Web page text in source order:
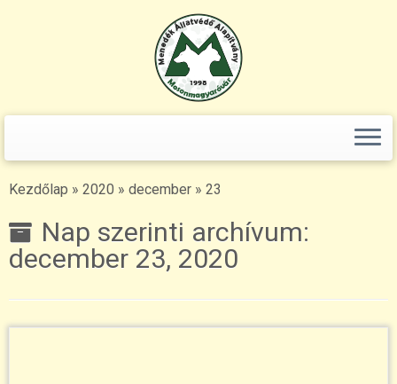
to
Kezdőlap » 2020 » december » 23
Nap szerinti archívum:
december 23, 2020